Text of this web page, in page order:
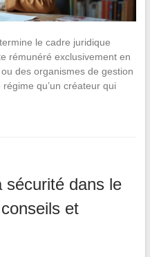
le cadre juridique
rémunéré exclusivement en
des organismes de gestion
qu’un créateur qui
sécurité dans le
et